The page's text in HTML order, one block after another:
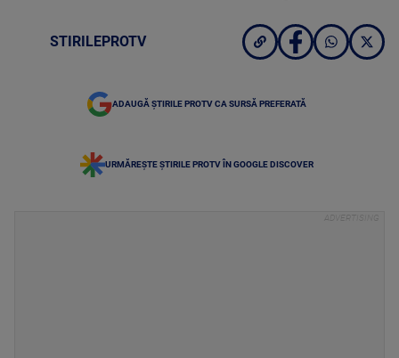
STIRILEPROTV
ADAUGĂ ȘTIRILE PROTV CA SURSĂ PREFERATĂ
URMĂREȘTE ȘTIRILE PROTV ÎN GOOGLE DISCOVER